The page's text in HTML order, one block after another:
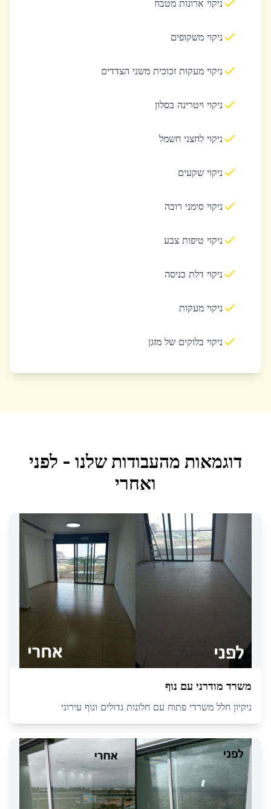
ניקוי ארונות מטבח
ניקוי משקופים
ניקוי מעקות זכוכית משני הצדדים
ניקוי ויטרינה בסלון
ניקוי לחצני חשמל
ניקוי שקעים
ניקוי סימני רובה
ניקוי טיפות צבע
ניקוי דלת כניסה
ניקוי מעקות
ניקוי בלוקים של מזגן
דוגמאות מהעבודות שלנו - לפני
ואחרי
משרד מודרני עם נוף
ניקיון חלל משרדי פתוח עם חלונות גדולים ונוף עירוני